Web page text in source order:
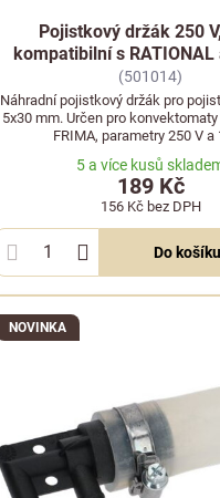
Pojistkový držák 250
kompatibilní s RATIONAL
(501014)
Náhradní pojistkový držák pro
5x30 mm. Určen pro konvektomaty
FRIMA, parametry 250 V a
5 a více kusů
189 Kč
156 Kč bez DPH
Do košíku
NOVINKA